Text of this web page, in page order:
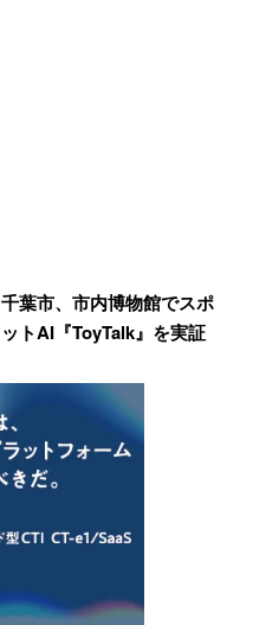
千葉市、市内博物館でスポ
ットAI『ToyTalk』を実証